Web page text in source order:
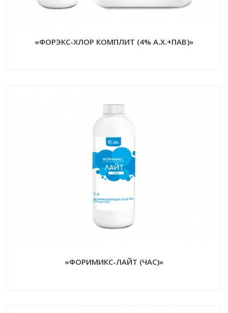
«ФОРЭКС-ХЛОР КОМПЛИТ (4% А.Х.+ПАВ)»
«ФОРИМИКС-ЛАЙТ (ЧАС)»